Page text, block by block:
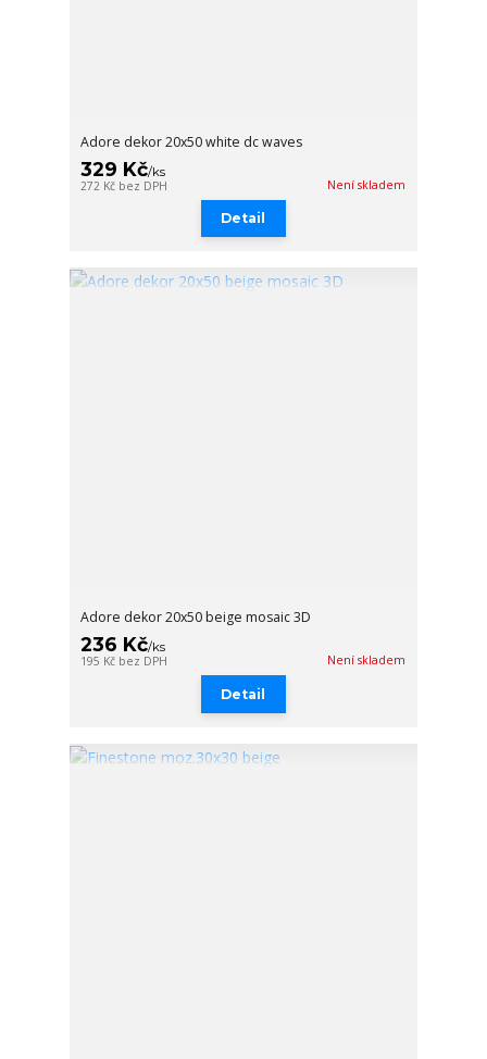
Adore dekor 20x50 white dc waves
329 Kč/ks
272 Kč bez DPH Není skladem
Detail
Adore dekor 20x50 beige mosaic 3D
236 Kč/ks
195 Kč bez DPH Není skladem
Detail